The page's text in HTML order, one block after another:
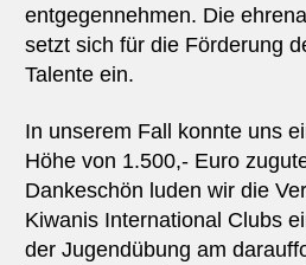
entgegennehmen. Die
setzt sich für die Förderung
Talente ein.
In unserem Fall konnte uns
Höhe von 1.500,- Euro
Dankeschön luden wir die
Kiwanis International Clubs
der Jugendübung am